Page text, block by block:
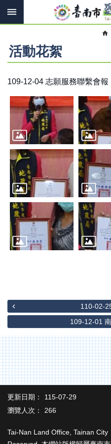
跳到主要內容區塊
搜
搜
尋
息
快
機
關
簡
介
線
上
申
辦
與
查
務
意
交
流
下
載
專
區
題
活動花絮
109-12-04 志願服務聯繫會報
110-02-
109-12-01
更新日期：
115-07-29
瀏覽人次：
266
Tai-Nan Land Office, Tainan